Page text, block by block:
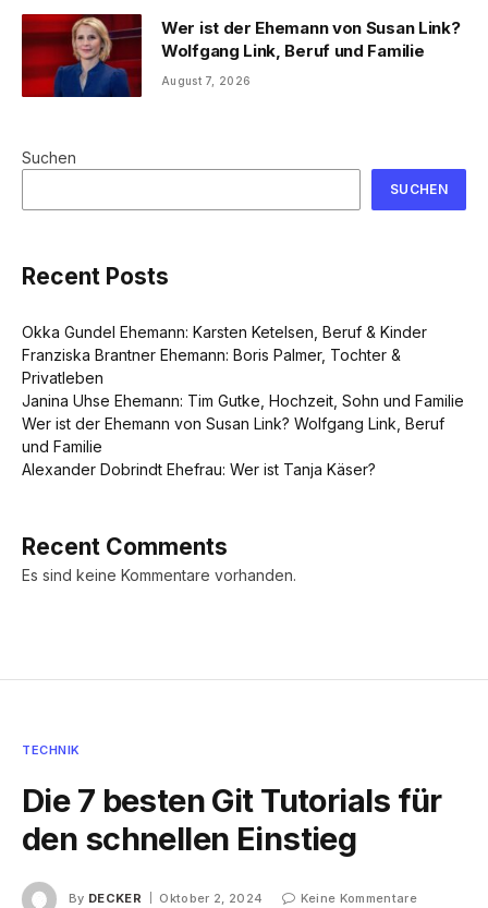
Wer ist der Ehemann von Susan Link?
Wolfgang Link, Beruf und Familie
August 7, 2026
Suchen
SUCHEN
Recent Posts
Okka Gundel Ehemann: Karsten Ketelsen, Beruf & Kinder
Franziska Brantner Ehemann: Boris Palmer, Tochter &
Privatleben
Janina Uhse Ehemann: Tim Gutke, Hochzeit, Sohn und Familie
Wer ist der Ehemann von Susan Link? Wolfgang Link, Beruf
und Familie
Alexander Dobrindt Ehefrau: Wer ist Tanja Käser?
Recent Comments
Es sind keine Kommentare vorhanden.
TECHNIK
Die 7 besten Git Tutorials für
den schnellen Einstieg
By DECKER Oktober 2, 2024 Keine Kommentare